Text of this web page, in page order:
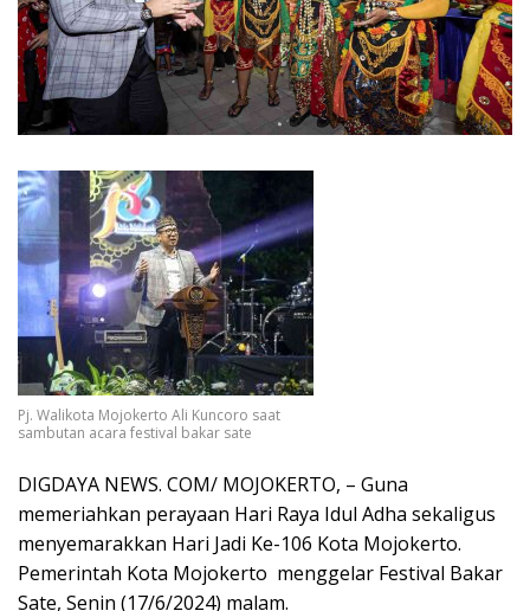
Pj. Walikota Mojokerto Ali Kuncoro saat
sambutan acara festival bakar sate
DIGDAYA NEWS. COM/ MOJOKERTO, – Guna
memeriahkan perayaan Hari Raya Idul Adha sekaligus
menyemarakkan Hari Jadi Ke-106 Kota Mojokerto.
Pemerintah Kota Mojokerto menggelar Festival Bakar
Sate, Senin (17/6/2024) malam.